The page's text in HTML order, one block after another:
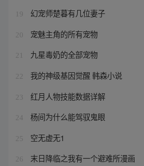
19 幻宠师楚暮有几位妻子
20 宠魅主角的所有宠物
21 九星毒奶的全部宠物
22 我的神级基因觉醒 韩森小说
23 红月人物技能数据详解
24 杨间为什么能驾驭鬼眼
25 空无虚无1
26 末日降临之我有一个避难所漫画